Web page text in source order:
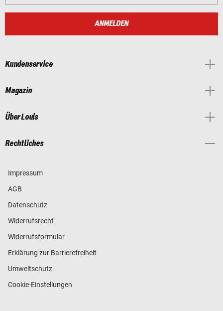
ANMELDEN
Kundenservice
Magazin
Über Louis
Rechtliches
Impressum
AGB
Datenschutz
Widerrufsrecht
Widerrufsformular
Erklärung zur Barrierefreiheit
Umweltschutz
Cookie-Einstellungen